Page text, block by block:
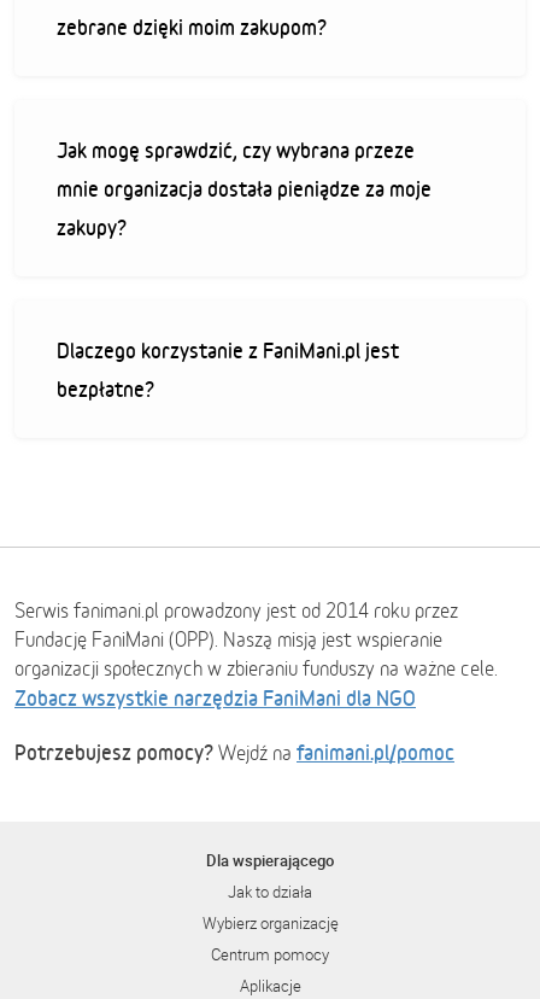
zebrane dzięki moim zakupom?
Jak mogę sprawdzić, czy wybrana przeze
mnie organizacja dostała pieniądze za moje
zakupy?
Dlaczego korzystanie z FaniMani.pl jest
bezpłatne?
Serwis fanimani.pl prowadzony jest od 2014 roku przez
Fundację FaniMani (OPP). Naszą misją jest wspieranie
organizacji społecznych w zbieraniu funduszy na ważne cele.
Zobacz wszystkie narzędzia FaniMani dla NGO
Potrzebujesz pomocy? Wejdź na fanimani.pl/pomoc
Dla wspierającego
Jak to działa
Wybierz organizację
Centrum pomocy
Aplikacje